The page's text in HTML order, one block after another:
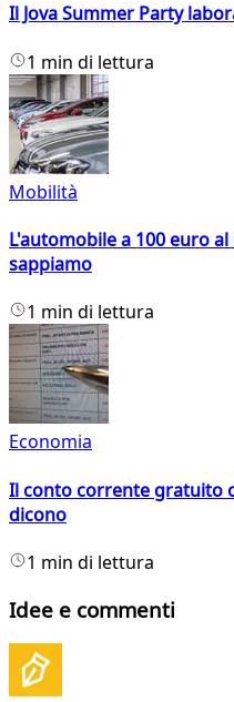
Il Jova Summer Party
1 min di lettura
Mobilità
L'automobile a 100 euro
sappiamo
1 min di lettura
Economia
Il conto corrente gratuito
dicono
1 min di lettura
Idee e commenti